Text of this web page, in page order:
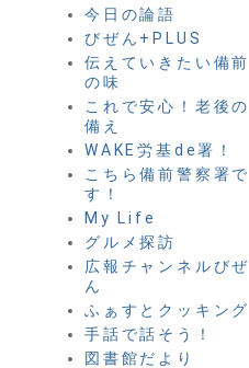
今日の論語
びぜん+PLUS
伝えていきたい備前
の味
これで安心！老後の
備え
WAKE労基de署！
こちら備前警察署で
す！
My Life
グルメ探訪
広報チャンネルびぜ
ん
ふぁすとクッキング
手話で話そう！
図書館だより